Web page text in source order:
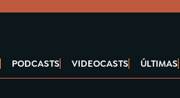
PODCASTS VIDEOCASTS ÚLTIMAS